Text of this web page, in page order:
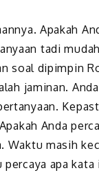
Apakah
tadi
soal dipimpin
jaminan.
Anda
Waktu masih
apa